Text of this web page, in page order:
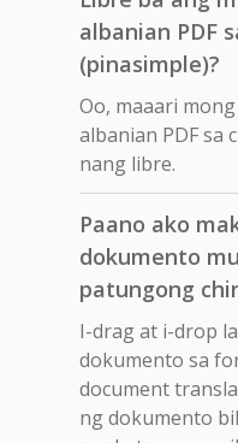
albanian PDF
(pinasimple)?
Oo, maaari
albanian PDF sa
nang libre.
Paano ako
dokumento
patungong
I-drag at i-drop
dokumento sa
document
ng dokumento